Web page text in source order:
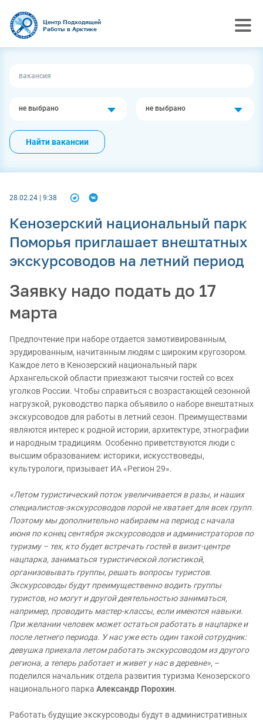
Центр Подходящей
Работы в Арктике
не выбрано не выбрано
Найти вакансии
28.02.24 | 9:38
Кенозерский национальный парк
Поморья приглашает внештатных
экскурсоводов на летний период
Заявку надо подать до 17
марта
Предпочтение при наборе отдается замотивированным,
эрудированным, начитанным людям с широким кругозором.
Каждое лето в Кенозерский национальный парк
Архангельской области приезжают тысячи гостей со всех
уголков России. Чтобы справиться с возрастающей сезонной
нагрузкой, руководство парка объявило о наборе внештатных
экскурсоводов для работы в летний сезон. Преимуществами
являются интерес к родной истории, архитектуре, этнографии
и народным традициям. Особенно приветствуются люди с
высшим образованием: историки, искусствоведы,
культурологи, призывает ИА «Регион 29».
«Летом туристический поток увеличивается в разы, и наших
специалистов-экскурсоводов порой не хватает для всех групп.
Поэтому мы дополнительно набираем на период с начала
июня по конец сентября экскурсоводов и администраторов по
туризму – тех, кто будет встречать гостей в визит-центре
нацпарка, заниматься туристической логистикой,
организовывать группы, решать вопросы туристов.
Экскурсоводы будут преимущественно водить группы
туристов, но могут и другой деятельностью заниматься,
например, проводить мастер-классы, если имеются навыки.
При желании человек может остаться работать в нацпарке и
после летнего периода. У нас уже есть один такой сотрудник:
девушка приехала летом работать экскурсоводом из другого
региона, а теперь работает и живет у нас в деревне», –
поделился начальник отдела развития туризма Кенозерского
национального парка Александр Порохин.
Работать будущие экскурсоводы будут в административных